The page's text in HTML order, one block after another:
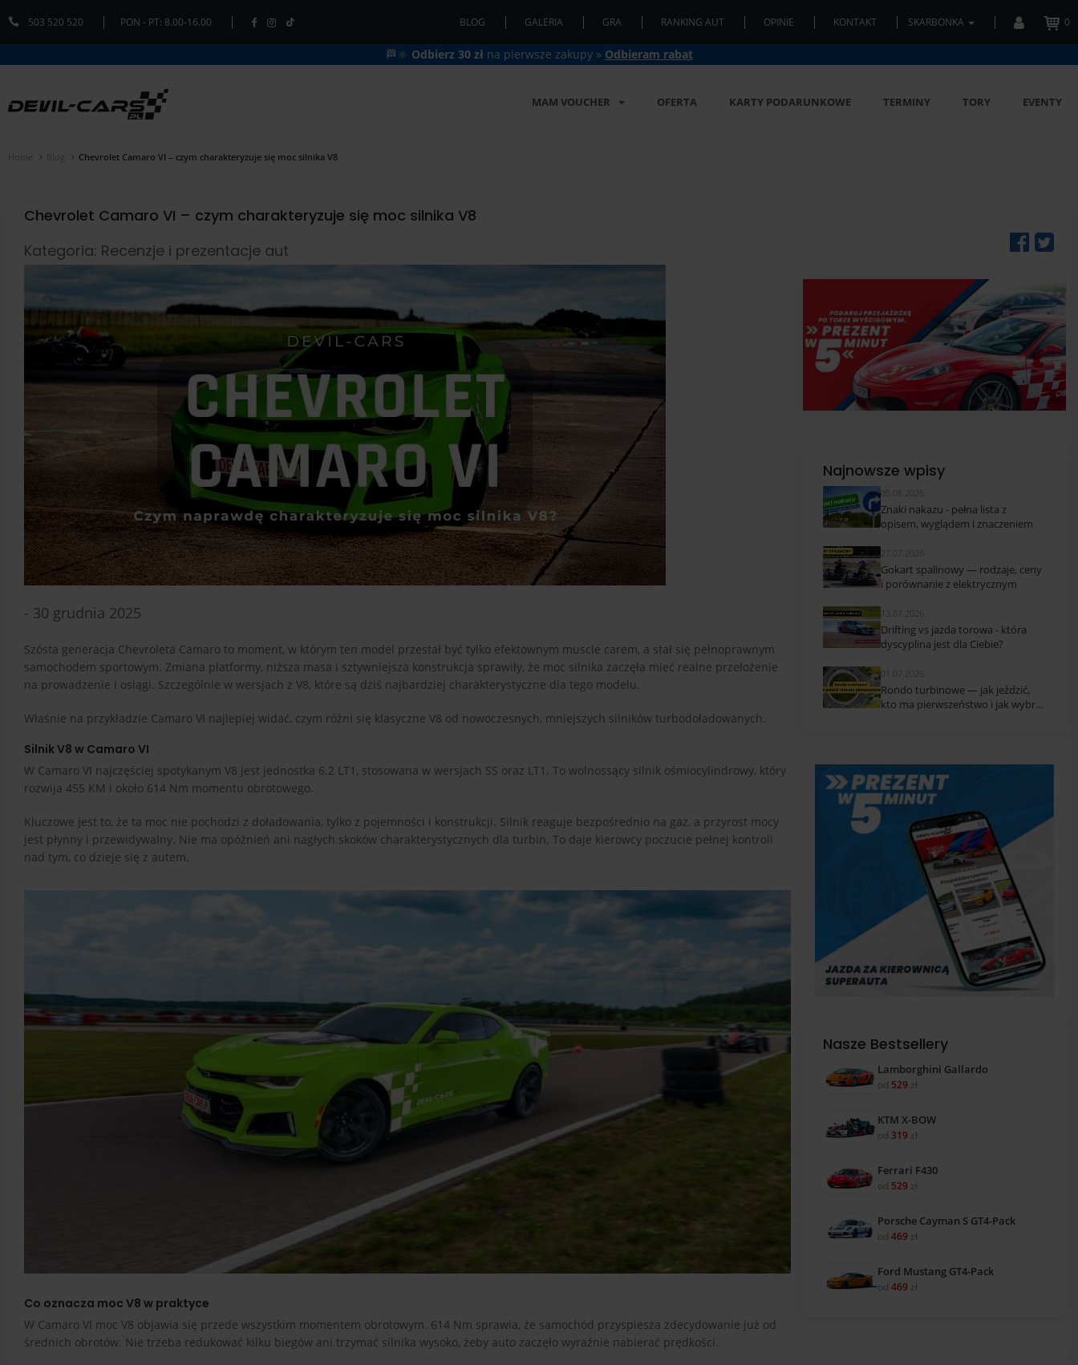
503 520 520 PON - PT: 8.00-16.00 BLOG GALERIA GRA RANKING AUT OPINIE KONTAKT SKARBONKA 0
🏁🔆 Odbierz 30 zł na pierwsze zakupy » Odbieram rabat
MAM VOUCHER OFERTA KARTY PODARUNKOWE TERMINY TORY EVENTY
Home Blog Chevrolet Camaro VI – czym charakteryzuje się moc silnika V8
Chevrolet Camaro VI – czym charakteryzuje się moc silnika V8
Kategoria: Recenzje i prezentacje aut
- 30 grudnia 2025
Szósta generacja Chevroleta Camaro to moment, w którym ten model przestał być tylko efektownym muscle carem, a stał się pełnoprawnym
samochodem sportowym. Zmiana platformy, niższa masa i sztywniejsza konstrukcja sprawiły, że moc silnika zaczęła mieć realne przełożenie
na prowadzenie i osiągi. Szczególnie w wersjach z V8, które są dziś najbardziej charakterystyczne dla tego modelu.
Właśnie na przykładzie Camaro VI najlepiej widać, czym różni się klasyczne V8 od nowoczesnych, mniejszych silników turbodoładowanych.
Silnik V8 w Camaro VI
W Camaro VI najczęściej spotykanym V8 jest jednostka 6.2 LT1, stosowana w wersjach SS oraz LT1. To wolnossący silnik ośmiocylindrowy, który
rozwija 455 KM i około 614 Nm momentu obrotowego.
Kluczowe jest to, że ta moc nie pochodzi z doładowania, tylko z pojemności i konstrukcji. Silnik reaguje bezpośrednio na gaz, a przyrost mocy
jest płynny i przewidywalny. Nie ma opóźnień ani nagłych skoków charakterystycznych dla turbin. To daje kierowcy poczucie pełnej kontroli
nad tym, co dzieje się z autem.
Co oznacza moc V8 w praktyce
W Camaro VI moc V8 objawia się przede wszystkim momentem obrotowym. 614 Nm sprawia, że samochód przyspiesza zdecydowanie już od
średnich obrotów. Nie trzeba redukować kilku biegów ani trzymać silnika wysoko, żeby auto zaczęło wyraźnie nabierać prędkości.
Najnowsze wpisy
05.08.2026
Znaki nakazu - pełna lista z
opisem, wyglądem i znaczeniem
27.07.2026
Gokart spalinowy — rodzaje, ceny
i porównanie z elektrycznym
13.07.2026
Drifting vs jazda torowa - która
dyscyplina jest dla Ciebie?
01.07.2026
Rondo turbinowe — jak jeździć,
kto ma pierwszeństwo i jak wybrać
Nasze Bestsellery
Lamborghini Gallardo
od 529 zł
KTM X-BOW
od 319 zł
Ferrari F430
od 529 zł
Porsche Cayman S GT4-Pack
od 469 zł
Ford Mustang GT4-Pack
od 469 zł